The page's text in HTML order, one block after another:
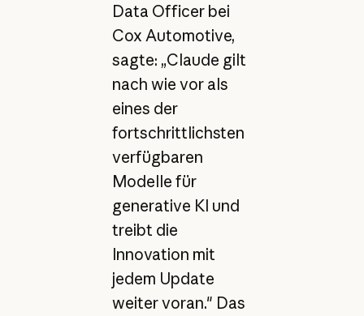
Data Officer bei
Cox Automotive,
sagte: „Claude gilt
nach wie vor als
eines der
fortschrittlichsten
verfügbaren
Modelle für
generative KI und
treibt die
Innovation mit
jedem Update
weiter voran." Das